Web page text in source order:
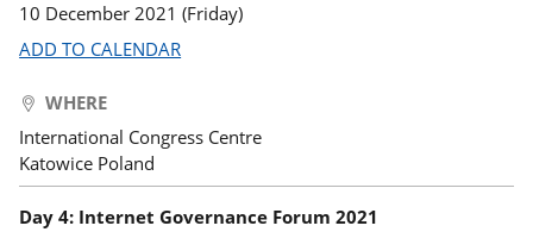
10 December 2021 (Friday)
ADD TO CALENDAR
WHERE
International Congress Centre
Katowice Poland
Day 4: Internet Governance Forum 2021